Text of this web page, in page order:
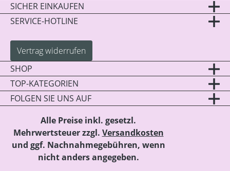
SICHER EINKAUFEN
SERVICE-HOTLINE
Vertrag widerrufen
SHOP
TOP-KATEGORIEN
FOLGEN SIE UNS AUF
Alle Preise inkl. gesetzl.
Mehrwertsteuer zzgl. Versandkosten
und ggf. Nachnahmegebühren, wenn
nicht anders angegeben.